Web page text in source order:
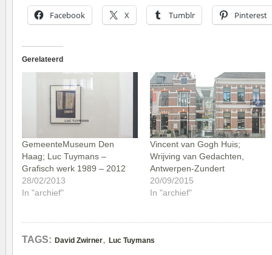
Facebook X Tumblr Pinterest
Gerelateerd
GemeenteMuseum Den
Haag; Luc Tuymans –
Grafisch werk 1989 – 2012
28/02/2013
In "archief"
Vincent van Gogh Huis;
Wrijving van Gedachten,
Antwerpen-Zundert
20/09/2015
In "archief"
TAGS: David Zwirner, Luc Tuymans